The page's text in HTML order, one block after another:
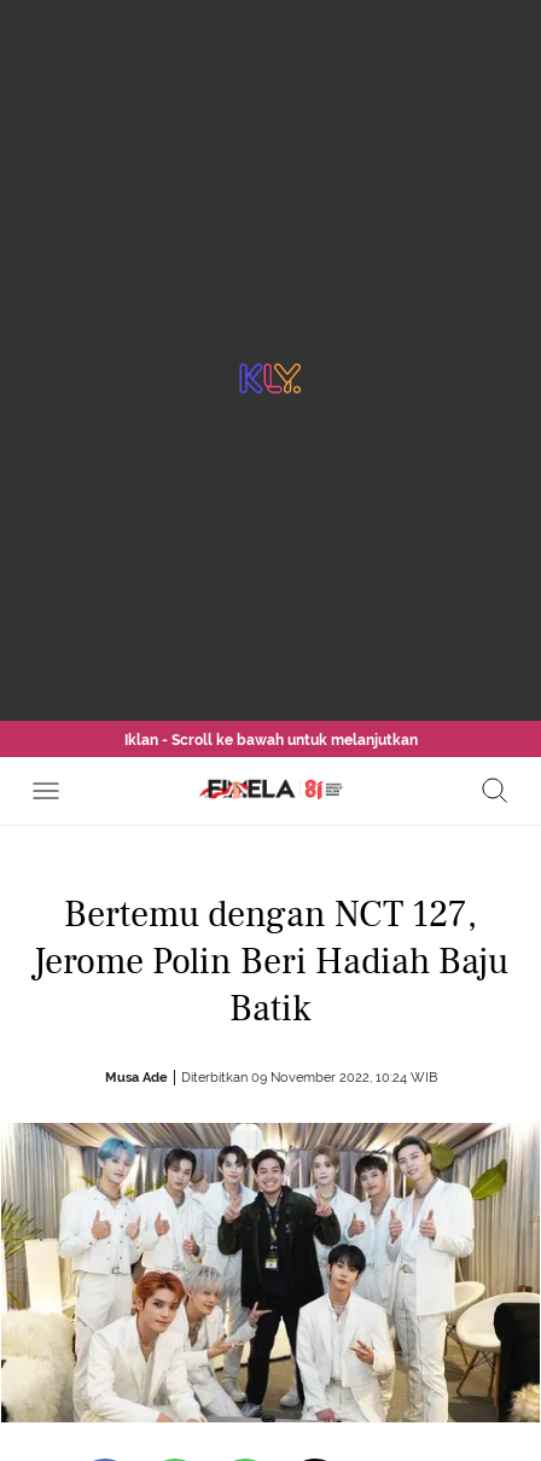
Iklan - Scroll ke bawah untuk melanjutkan
Bertemu dengan NCT 127,
Jerome Polin Beri Hadiah Baju
Batik
Musa Ade Diterbitkan 09 November 2022, 10:24 WIB